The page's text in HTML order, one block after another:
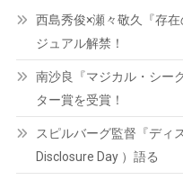
西島秀俊×瀬々敬久『存
ジュアル解禁！
南沙良『マジカル・シー
ター賞を受賞！
スピルバーグ監督『ディ
Disclosure Day ）語る